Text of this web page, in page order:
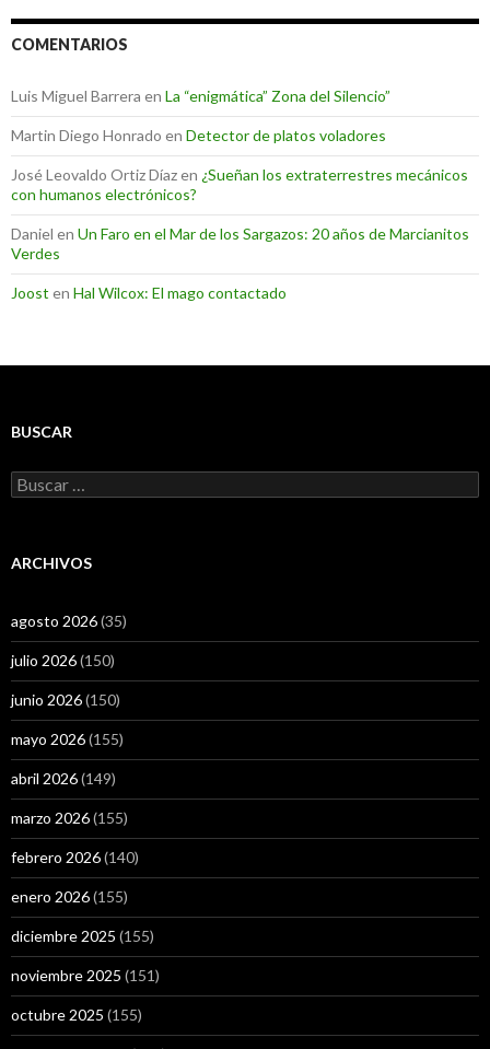
COMENTARIOS
Luis Miguel Barrera en La “enigmática” Zona del Silencio”
Martin Diego Honrado en Detector de platos voladores
José Leovaldo Ortiz Díazen ¿Sueñan los extraterrestres mecánicos
con humanos electrónicos?
Daniel en Un Faro en el Mar de los Sargazos: 20 años de Marcianitos
Verdes
Joost en Hal Wilcox: El mago contactado
BUSCAR
Buscar:
ARCHIVOS
agosto 2026(35)
julio 2026(150)
junio 2026(150)
mayo 2026(155)
abril 2026(149)
marzo 2026(155)
febrero 2026(140)
enero 2026(155)
diciembre 2025 (155)
noviembre 2025 (151)
octubre 2025 (155)